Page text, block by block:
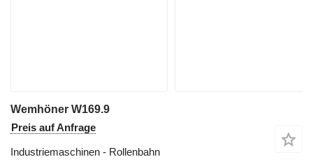
Wemhöner W169.9
Preis auf Anfrage
Industriemaschinen - Rollenbahn